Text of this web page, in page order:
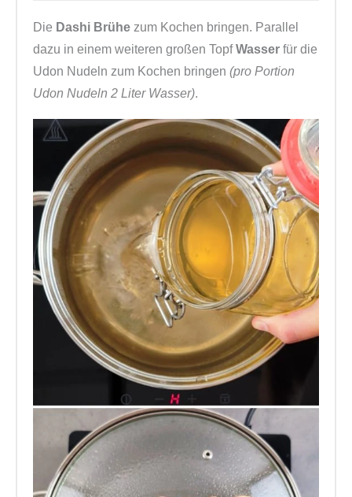
Die Dashi Brühe zum Kochen bringen. Parallel
dazu in einem weiteren großen TopfWasser für die
Udon Nudeln zum Kochen bringen (pro Portion
Udon Nudeln 2 Liter Wasser).